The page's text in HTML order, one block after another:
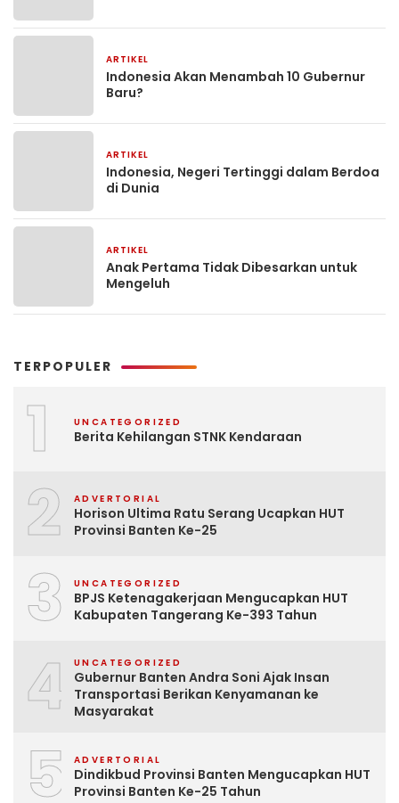
ARTIKEL
Indonesia Akan Menambah 10 Gubernur
Baru?
ARTIKEL
Indonesia, Negeri Tertinggi dalam Berdoa
di Dunia
ARTIKEL
Anak Pertama Tidak Dibesarkan untuk
Mengeluh
TERPOPULER
1 UNCATEGORIZED
Berita Kehilangan STNK Kendaraan
2 ADVERTORIAL
Horison Ultima Ratu Serang Ucapkan HUT
Provinsi Banten Ke-25
3 UNCATEGORIZED
BPJS Ketenagakerjaan Mengucapkan HUT
Kabupaten Tangerang Ke-393 Tahun
4 UNCATEGORIZED
Gubernur Banten Andra Soni Ajak Insan
Transportasi Berikan Kenyamanan ke
Masyarakat
5 ADVERTORIAL
Dindikbud Provinsi Banten Mengucapkan HUT
Provinsi Banten Ke-25 Tahun